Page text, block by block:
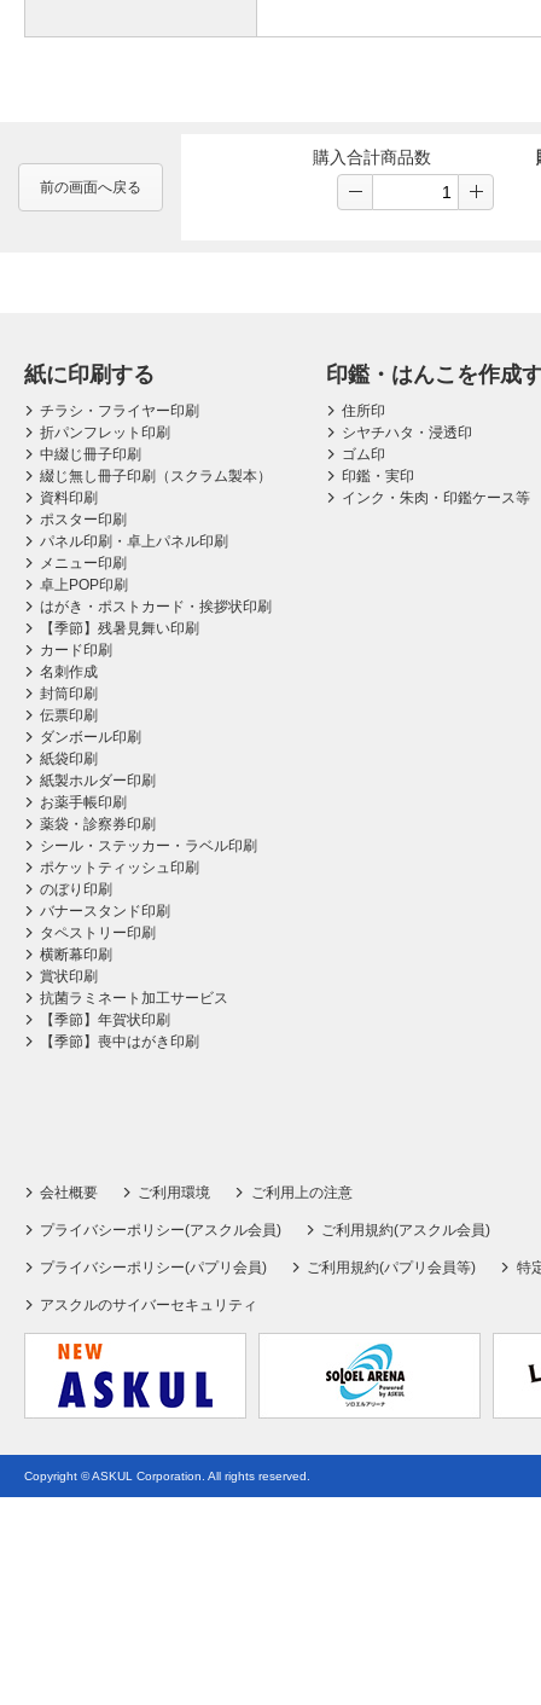
前の画面へ戻る
購入合計商品数
紙に印刷する
チラシ・フライヤー印刷
折パンフレット印刷
中綴じ冊子印刷
綴じ無し冊子印刷（スクラム製本）
資料印刷
ポスター印刷
パネル印刷・卓上パネル印刷
メニュー印刷
卓上POP印刷
はがき・ポストカード・挨拶状印刷
【季節】残暑見舞い印刷
カード印刷
名刺作成
封筒印刷
伝票印刷
ダンボール印刷
紙袋印刷
紙製ホルダー印刷
お薬手帳印刷
薬袋・診察券印刷
シール・ステッカー・ラベル印刷
ポケットティッシュ印刷
のぼり印刷
バナースタンド印刷
タペストリー印刷
横断幕印刷
賞状印刷
抗菌ラミネート加工サービス
【季節】年賀状印刷
【季節】喪中はがき印刷
印鑑・はんこを作成
住所印
シヤチハタ・浸透印
ゴム印
印鑑・実印
インク・朱肉・印鑑ケース等
会社概要 ご利用環境 ご利用上の注意
プライバシーポリシー(アスクル会員) ご利用規約(アスクル会員)
プライバシーポリシー(パプリ会員) ご利用規約(パプリ会員等) 特
アスクルのサイバーセキュリティ
Copyright © ASKUL Corporation. All rights reserved.